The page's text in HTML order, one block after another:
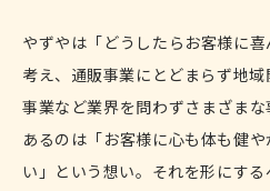
やずやは「どうしたらお客様に
考え、通販事業にとどまらず地
事業など業界を問わずさまざま
あるのは「お客様に心も体も健
い」という想い。それを形にす